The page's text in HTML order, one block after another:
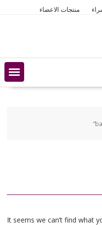
منتجات الاعضاء
It seems we can’t find what